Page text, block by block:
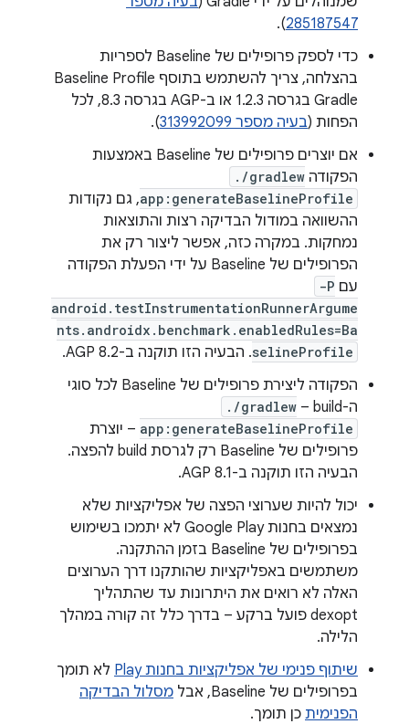
285187547
).
כדי לספק פרופילים של Baseline לספריות
בהצלחה, צריך להשתמש בתוסף Baseline Profile
Gradle בגרסה 1.2.3 או ב-AGP בגרסה 8.3, לכל
הפחות (בעיה מספר 313992099
).
אם יוצרים פרופילים של Baseline באמצעות
הפקודה ./gradlew
app:generateBaselineProfile, גם נקודות
ההשוואה במודול הבדיקה רצות והתוצאות
נמחקות. במקרה כזה, אפשר ליצור רק את
הפרופילים של Baseline על ידי הפעלת הפקודה
עם -P
android.testInstrumentationRunnerArgume
nts.androidx.benchmark.enabledRules=Ba
selineProfile. הבעיה הזו תוקנה ב-AGP 8.2.
הפקודה ליצירת פרופילים של Baseline לכל סוגי
ה-build‏ –
./gradlew
app:generateBaselineProfile – יוצרת
פרופילים של Baseline רק לגרסת build להפצה.
הבעיה הזו תוקנה ב-AGP 8.1.
יכול להיות שערוצי הפצה של אפליקציות שלא
נמצאים בחנות Google Play לא יתמכו בשימוש
בפרופילים של Baseline בזמן ההתקנה.
משתמשים באפליקציות שהותקנו דרך הערוצים
האלה לא רואים את היתרונות עד שהתהליך
dexopt פועל ברקע – בדרך כלל זה קורה במהלך
הלילה.
שיתוף פנימי של אפליקציות בחנות Play
לא תומך
בפרופילים של Baseline, אבל
מסלול הבדיקה
הפנימית כן תומך.